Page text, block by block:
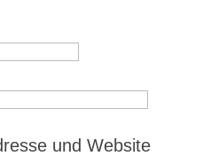
und Website